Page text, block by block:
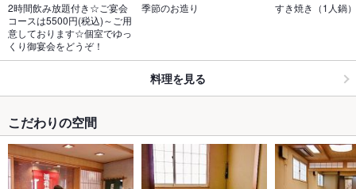
2時間飲み放題付き☆ご宴会
コースは5500円(税込)～ご用
意しております☆個室でゆっ
くり御宴会をどうぞ！
季節のお造り すき焼き（1人鍋）
料理を見る
こだわりの空間